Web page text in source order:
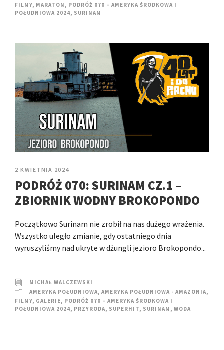
FILMY, MARATON , PODRÓŻ 070 – AMERYKA ŚRODKOWA I
POŁUDNIOWA 2024, SURINAM
2 KWIETNIA 2024
PODRÓŻ 070: SURINAM CZ.1 –
ZBIORNIK WODNY BROKOPONDO
Początkowo Surinam nie zrobił na nas dużego wrażenia.
Wszystko uległo zmianie, gdy ostatniego dnia
wyruszyliśmy nad ukryte w dżungli jezioro Brokopondo...
MICHAŁ WALCZEWSKI
AMERYKA POŁUDNIOWA, AMERYKA POŁUDNIOWA - AMAZONIA,
FILMY, GALERIE, PODRÓŻ 070 – AMERYKA ŚRODKOWA I
POŁUDNIOWA 2024, PRZYRODA, SUPERHIT, SURINAM , WODA